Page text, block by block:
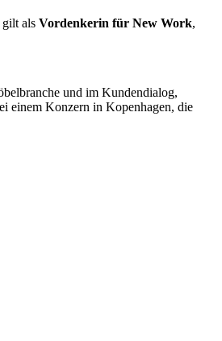
als Vordenkerin für New Work,
und im Kundendialog,
einem Konzern in Kopenhagen, die